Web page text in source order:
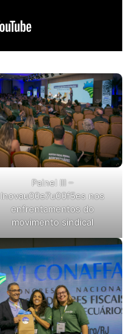
Painel III –
Inovau00e7u00f5es nos
enfrentamentos do
movimento sindical